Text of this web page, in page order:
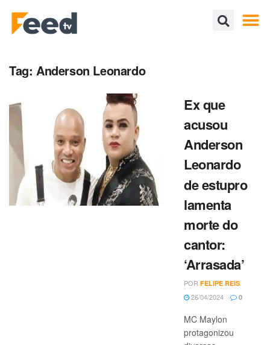
Tag: Anderson Leonardo
Ex que
acusou
Anderson
Leonardo
de estupro
lamenta
morte do
cantor:
‘Arrasada’
POR FELIPE REIS
26/04/2024 0
MC Maylon
protagonizou